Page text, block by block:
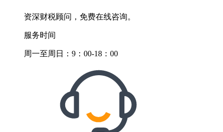
资深财税顾问，免费在线咨询。
服务时间
周一至周日：9：00-18：00